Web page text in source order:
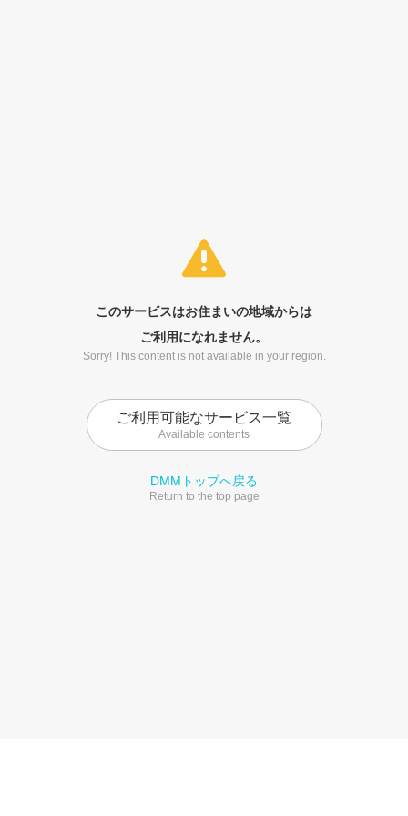
このサービスはお住まいの地域からは
ご利用になれません。
Sorry! This content is not available in your region.
ご利用可能なサービス一覧
Available contents
DMMトップへ戻る
Return to the top page